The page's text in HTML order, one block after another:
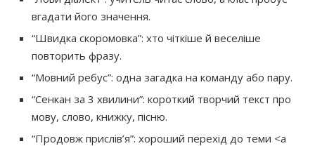
вгадати його значення.
“Швидка скоромовка”: хто чіткіше й веселіше
повторить фразу.
“Мовний ребус”: одна загадка на команду або пару.
“Сенкан за 3 хвилини”: короткий творчий текст про
мову, слово, книжку, пісню.
“Продовж прислів’я”: хороший перехід до теми <a